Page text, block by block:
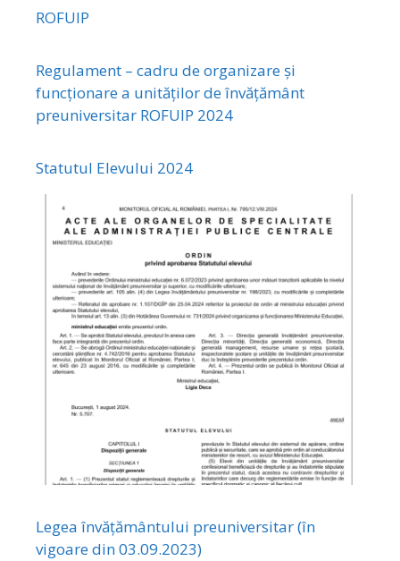
ROFUIP
Regulament – cadru de organizare și
funcționare a unităților de învățământ
preuniversitar ROFUIP 2024
Statutul Elevului 2024
Legea învățământului preuniversitar (în
vigoare din 03.09.2023)